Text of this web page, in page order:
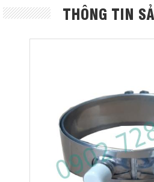
THÔNG TIN